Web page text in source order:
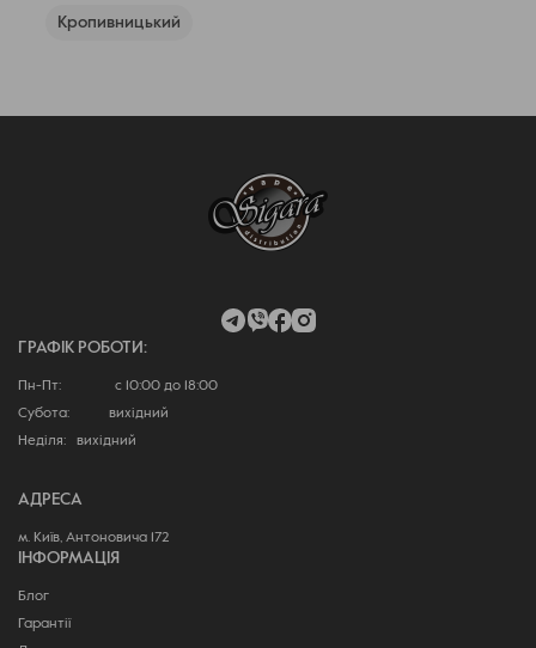
Кропивницький
ГРАФІК РОБОТИ:
Пн-Пт: с 10:00 до 18:00
Субота: вихідний
Неділя: вихідний
АДРЕСА
м. Київ, Антоновича 172
ІНФОРМАЦІЯ
Блог
Гарантії